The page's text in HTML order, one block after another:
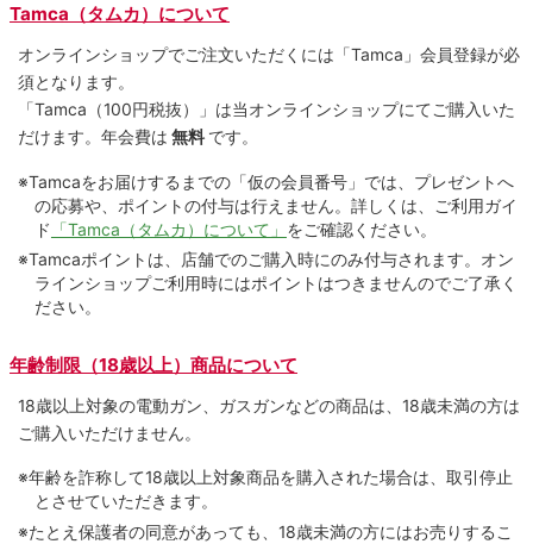
Tamca（タムカ）について
オンラインショップでご注⽂いただくには「Tamca」会員登録が必
須となります。
「Tamca （100円税抜）
」は当オンラインショップにてご購⼊いた
だけます。 年会費は 無料 です。
※Tamcaをお届けするまでの「仮の会員番号」では、プレゼントへ
の応募や、ポイントの付与は⾏えません。詳しくは、ご利⽤ガイ
ド 「Tamca（タムカ）について」 をご確認ください。
※Tamcaポイントは、店舗でのご購⼊時にのみ付与されます。オン
ラインショップご利用時にはポイントはつきませんのでご了承く
ださい。
年齢制限（18歳以上）商品について
18歳以上対象の電動ガン、ガスガンなどの商品は、18歳未満の方は
ご購入いただけません。
※年齢を詐称して18歳以上対象商品を購入された場合は、取引停止
とさせていただきます。
※たとえ保護者の同意があっても、18歳未満の方にはお売りするこ